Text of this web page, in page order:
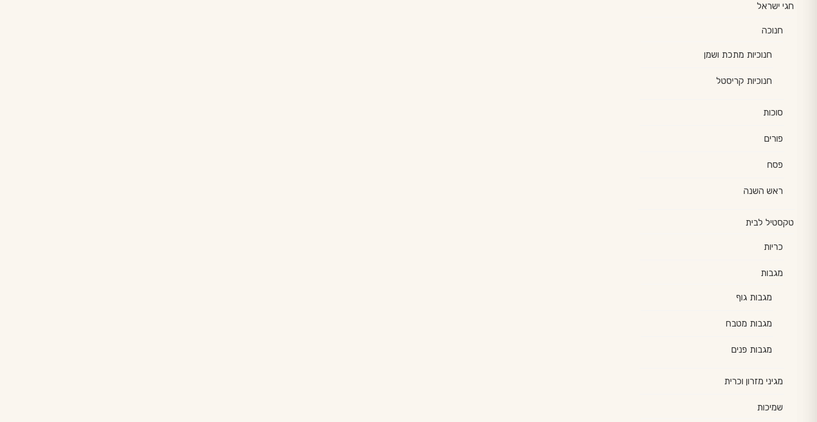
חגי ישראל
חנוכה
חנוכיות מתכת ושמן
חנוכיות קריסטל
סוכות
פורים
פסח
ראש השנה
טקסטיל לבית
כריות
מגבות
מגבות גוף
מגבות מטבח
מגבות פנים
מגיני מזרון וכרית
שמיכות